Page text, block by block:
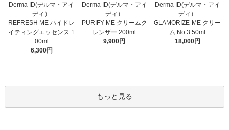
Derma ID(デルマ・アイ
ディ）
REFRESH ME ハイドレ
イティングエッセンス 1
00ml
6,300円
Derma ID(デルマ・アイ
ディ）
PURIFY ME クリームク
レンザー 200ml
9,900円
Derma ID(デルマ・アイ
ディ）
GLAMORIZE-ME クリー
ム No.3 50ml
18,000円
もっと見る